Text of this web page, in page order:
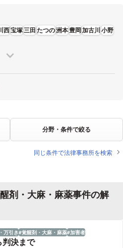
西宝塚三田たつの洲本豊岡加古川小野
分野・条件で絞る
同じ条件で法律事務所を検索
剤・大麻・麻薬事件の解
万引き 覚醒剤・大麻・麻薬 加害者
決まで